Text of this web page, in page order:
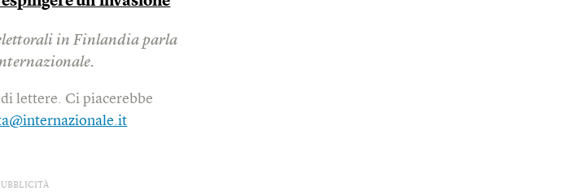
in Finlandia parla
lettere. Ci piacerebbe